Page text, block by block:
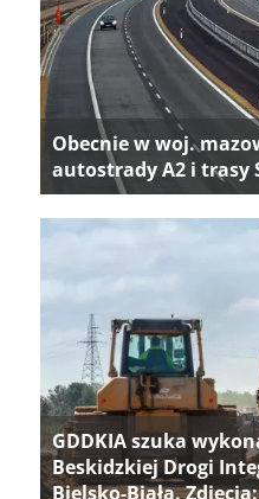
Obecnie w woj.
autostrady A2 i trasy
GDDKIA szuka
Beskidzkiej Drogi
Bielsko-Biała.